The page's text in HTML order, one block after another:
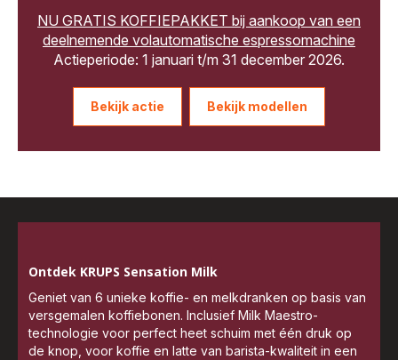
NU GRATIS KOFFIEPAKKET bij aankoop van een
deelnemende volautomatische espressomachine
Actieperiode: 1 januari t/m 31 december 2026.
Bekijk modellen
Bekijk actie
Ontdek KRUPS Sensation Milk
Geniet van 6 unieke koffie- en melkdranken op basis van
versgemalen koffiebonen. Inclusief Milk Maestro-
technologie voor perfect heet schuim met één druk op
de knop, voor koffie en latte van barista-kwaliteit in een